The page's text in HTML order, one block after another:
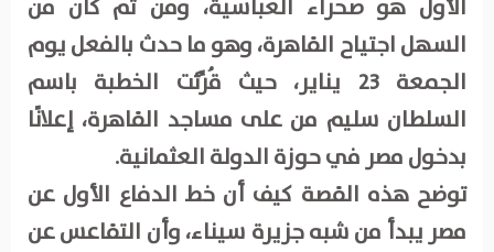
الأول هو صحراء العباسية، ومن ثم كان من
السهل اجتياح القاهرة، وهو ما حدث بالفعل يوم
الجمعة 23 يناير، حيث قُرِّئت الخطبة باسم
السلطان سليم من على مساجد القاهرة، إعلانًا
بدخول مصر في حوزة الدولة العثمانية.
توضح هذه القصة كيف أن خط الدفاع الأول عن
مصر يبدأ من شبه جزيرة سيناء، وأن التقاعس عن